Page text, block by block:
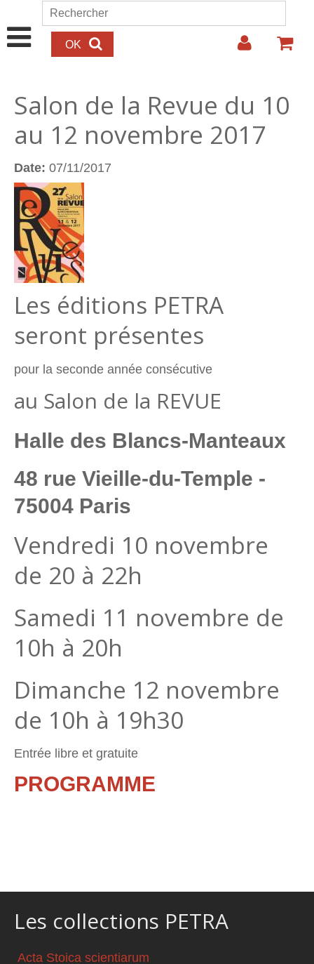
Aller au contenu principal
Formulaire de recherche
Rechercher
Salon de la Revue du 10
au 12 novembre 2017
Date: 07/11/2017
Les éditions PETRA
seront présentes
pour la seconde année consécutive
au Salon de la REVUE
Halle des Blancs-Manteaux
48 rue Vieille-du-Temple -
75004 Paris
Vendredi 10 novembre
de 20 à 22h
Samedi 11 novembre de
10h à 20h
Dimanche 12 novembre
de 10h à 19h30
Entrée libre et gratuite
PROGRAMME
Les collections PETRA
Acta Stoica scientiarum